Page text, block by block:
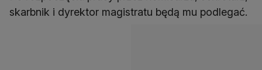
skarbnik i dyrektor magistratu będą mu podlegać.